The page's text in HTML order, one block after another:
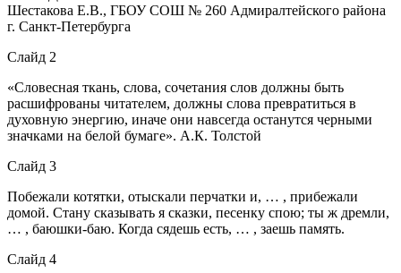
Шестакова Е.В., ГБОУ СОШ № 260 Адмиралтейского района
г. Санкт-Петербурга
Слайд 2
«Словесная ткань, слова, сочетания слов должны быть
расшифрованы читателем, должны слова превратиться в
духовную энергию, иначе они навсегда останутся черными
значками на белой бумаге». А.К. Толстой
Слайд 3
Побежали котятки, отыскали перчатки и, … , прибежали
домой. Стану сказывать я сказки, песенку спою; ты ж дремли,
… , баюшки-баю. Когда сядешь есть, … , заешь память.
Слайд 4